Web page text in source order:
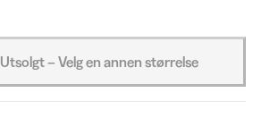
Utsolgt – Velg en annen størrelse